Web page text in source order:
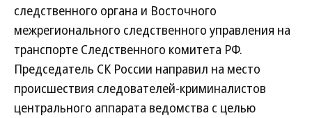
следственного органа и Восточного
межрегионального следственного управления на
транспорте Следственного комитета РФ.
Председатель СК России направил на место
происшествия следователей-криминалистов
центрального аппарата ведомства с целью